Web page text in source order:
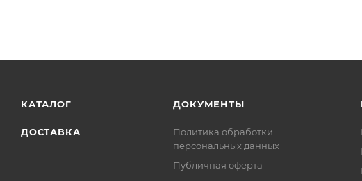
КАТАЛОГ
ДОСТАВКА
ДОКУМЕНТЫ
Политика обработки
персональных данных
Публичная оферта